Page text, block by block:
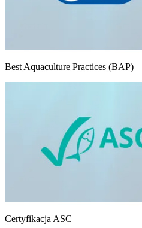
Best Aquaculture Practices (BAP)
Certyfikacja ASC